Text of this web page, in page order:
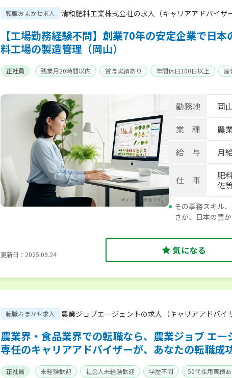
転職おまかせ求人 清和肥料工業株式会社の求人（キャリアアドバイザ
【工場勤務経験不問】創業70年の安定企業で日
料工場の製造管理（岡山）
正社員 残業月20時間以内 賞与実績あり 年間休日100日以上 産
勤務地
岡
業 種
農
給 与
月
仕 事
肥
佐
その事務スキル
さが、日本の豊
更新日：2025.09.24 気になる
転職おまかせ求人 農業ジョブエージェントの求人（キャリアアドバイ
農業界・食品業界での転職なら、農業ジョブ エー
専任のキャリアアドバイザーが、あなたの転職成
正社員 未経験歓迎 社会人未経験歓迎 学歴不問 50代採用実績あ